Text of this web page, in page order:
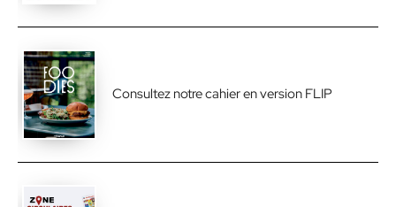
Consultez notre cahier en version FLIP